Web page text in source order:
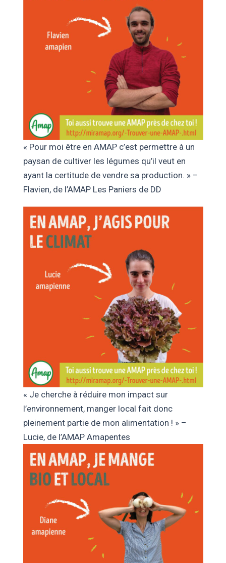
« Pour moi être en AMAP c’est permettre à un
paysan de cultiver les légumes qu’il veut en
ayant la certitude de vendre sa production. » –
Flavien, de l’AMAP Les Paniers de DD
« Je cherche à réduire mon impact sur
l’environnement, manger local fait donc
pleinement partie de mon alimentation ! » –
Lucie, de l’AMAP Amapentes